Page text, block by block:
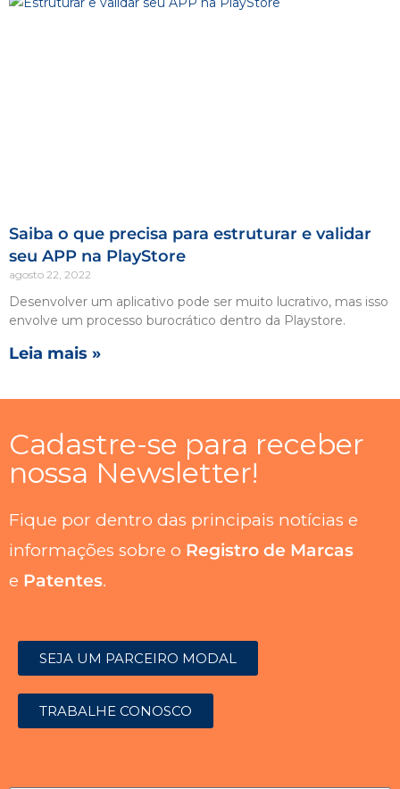
Saiba o que precisa para estruturar e validar
seu APP na PlayStore
agosto 22, 2022
Desenvolver um aplicativo pode ser muito lucrativo, mas isso
envolve um processo burocrático dentro da Playstore.
Leia mais »
Cadastre-se para receber
nossa Newsletter!
Fique por dentro das principais notícias e
informações sobre o Registro de Marcas
e Patentes.
SEJA UM PARCEIRO MODAL
TRABALHE CONOSCO